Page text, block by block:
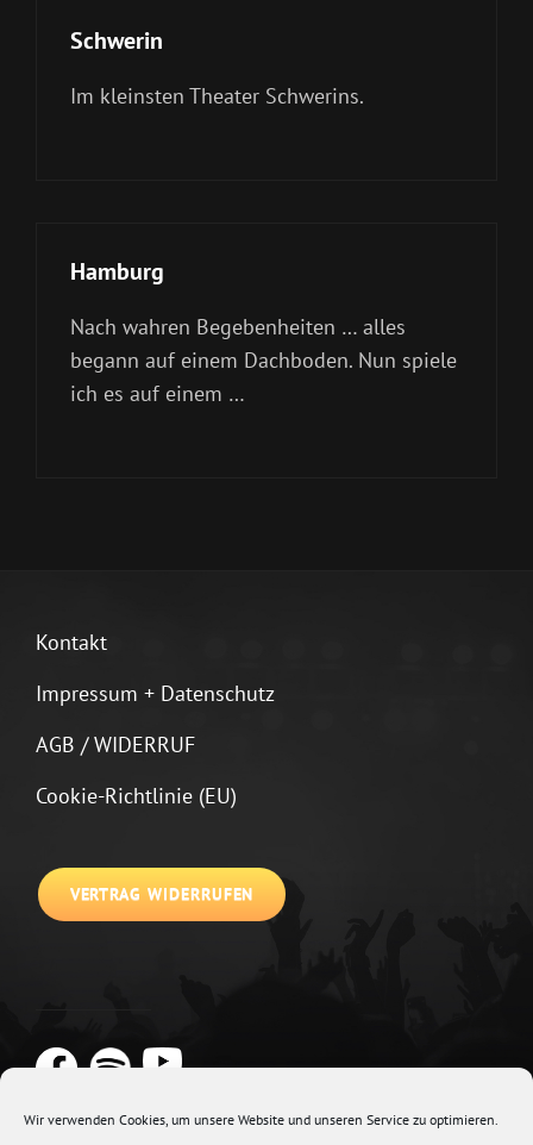
Wir verwenden Cookies, um unsere Website und unseren Service zu optimieren.
Schwerin
Im kleinsten Theater Schwerins.
Hamburg
Nach wahren Begebenheiten … alles
begann auf einem Dachboden. Nun spiele
ich es auf einem …
Kontakt
Impressum + Datenschutz
AGB / WIDERRUF
Cookie-Richtlinie (EU)
VERTRAG WIDERRUFEN